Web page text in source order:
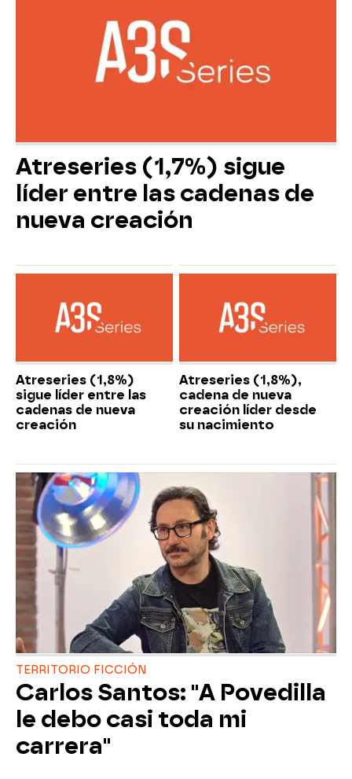
Atreseries (1,7%) sigue
líder entre las cadenas de
nueva creación
Atreseries (1,8%)
sigue líder entre las
cadenas de nueva
creación
Atreseries (1,8%),
cadena de nueva
creación líder desde
su nacimiento
TERRITORIO FICCIÓN
Carlos Santos: "A Povedilla
le debo casi toda mi
carrera"